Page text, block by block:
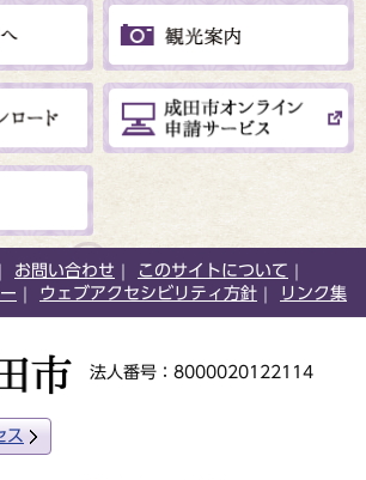
お問い合わせ
このサイトについて
ウェブアクセシビリティ方針 リンク集
法人番号：8000020122114
ス